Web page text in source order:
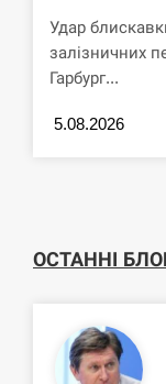
Удар
залізничних
Гарбург...
5.08.2026
ОСТАННІ